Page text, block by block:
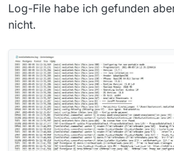
Log-File habe ich gefunden
nicht.